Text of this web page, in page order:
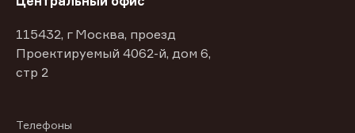
115432, г Москва, проезд
Проектируемый 4062-й, дом 6,
стр 2
Телефоны